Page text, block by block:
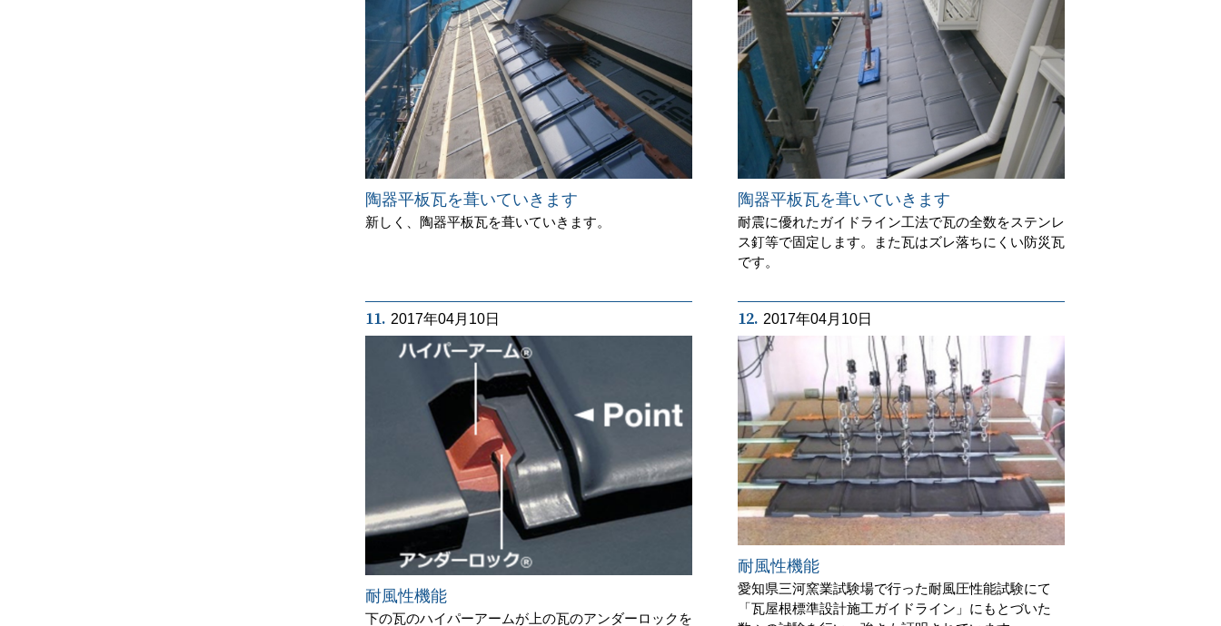
陶器平板瓦を葺いていきます
新しく、陶器平板瓦を葺いていきます。
陶器平板瓦を葺いていきます
耐震に優れたガイドライン工法で瓦の全数をステンレ
ス釘等で固定します。また瓦はズレ落ちにくい防災瓦
です。
11. 2017年04月10日
耐風性機能
下の瓦のハイパーアームが上の瓦のアンダーロックを
12. 2017年04月10日
耐風性機能
愛知県三河窯業試験場で行った耐風圧性能試験にて
「瓦屋根標準設計施工ガイドライン」にもとづいた